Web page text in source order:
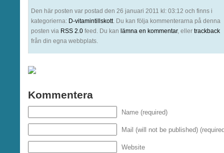
Den här posten var postad den 26 januari 2011 kl: 03:12 och finns i
kategorierna: D-vitamintillskott. Du kan följa kommenterarna på denna
posten via RSS 2.0 feed. Du kan lämna en kommentar, eller trackback
från din egna webbplats.
Kommentera
Name (required)
Mail (will not be published)
Website